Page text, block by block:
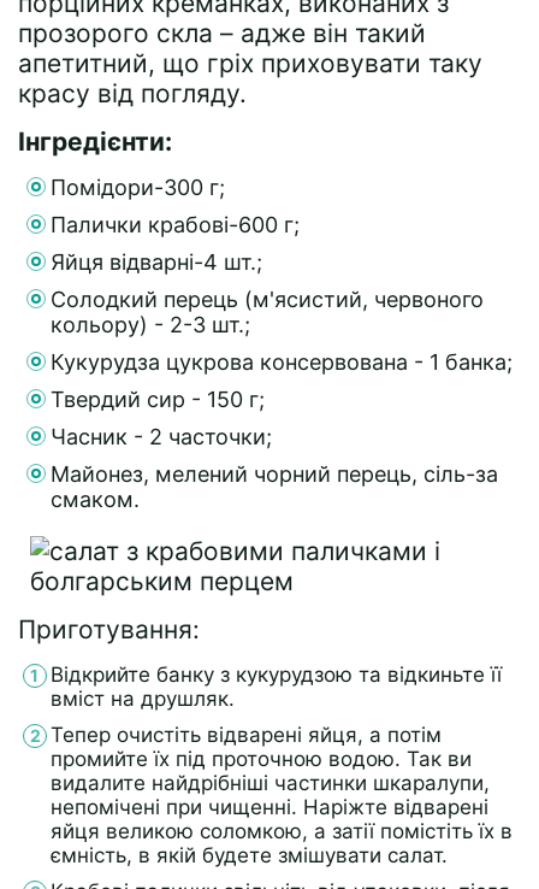
прозорого скла – адже він такий
апетитний, що гріх приховувати таку
красу від погляду.
Інгредієнти:
Помідори-300 г;
Палички крабові-600 г;
Яйця відварні-4 шт.;
Солодкий перець (м'ясистий, червоного
кольору) - 2-3 шт.;
Кукурудза цукрова консервована - 1 банка;
Твердий сир - 150 г;
Часник - 2 часточки;
Майонез, мелений чорний перець, сіль-за
смаком.
Приготування:
Відкрийте банку з кукурудзою та відкиньте її
вміст на друшляк.
Тепер очистіть відварені яйця, а потім
промийте їх під проточною водою. Так ви
видалите найдрібніші частинки шкаралупи,
непомічені при чищенні. Наріжте відварені
яйця великою соломкою, а затії помістіть їх в
ємність, в якій будете змішувати салат.